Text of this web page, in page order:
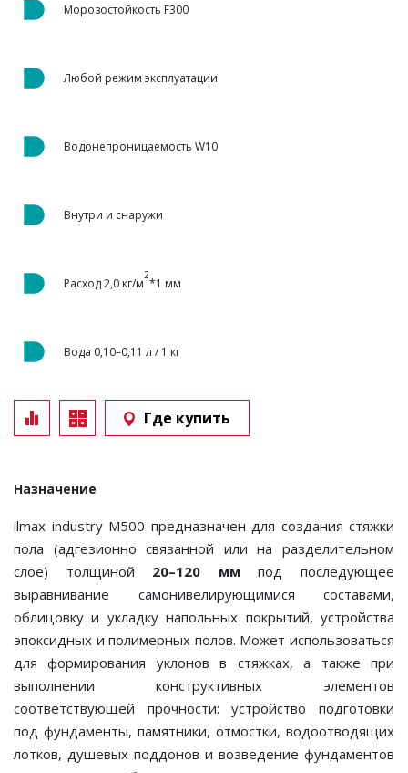
Морозостойкость F300
Любой режим эксплуатации
Водонепроницаемость W10
Внутри и снаружи
Расход 2,0 кг/м
2
*1 мм
Вода 0,10–0,11 л / 1 кг
Где купить
Назначение
ilmax industry M500 предназначен для создания стяжки
пола (адгезионно связанной или на разделительном
слое) толщиной 20–120 ммпод последующее
выравнивание самонивелирующимися составами,
облицовку и укладку напольных покрытий, устройства
эпоксидных и полимерных полов. Может использоваться
для формирования уклонов в стяжках, а также при
выполнении конструктивных элементов
соответствующей прочности: устройство подготовки
под фундаменты, памятники, отмостки, водоотводящих
лотков, душевых поддонов и возведение фундаментов